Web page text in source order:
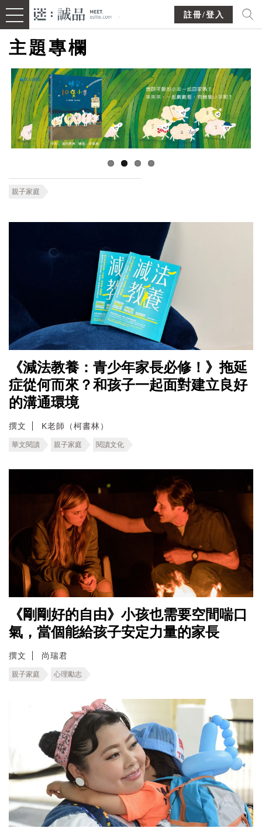
註冊/登入
主題專欄
親子家庭
《減法教養：青少年家長必修！》拖延
症從何而來？和孩子一起面對建立良好
的溝通環境
撰文 K老師（柯書林）
華文閱讀 親子家庭 閱讀文化
《剛剛好的自由》小孩也需要空間喘口
氣，當個能給孩子安定力量的家長
撰文 尚瑞君
親子家庭 心理勵志